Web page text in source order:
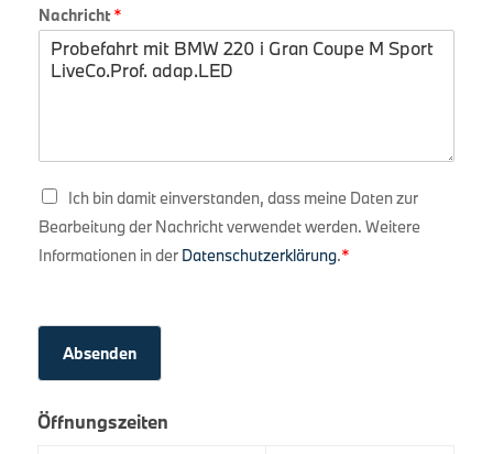
i
c
-
a
i
Nachricht*
D
t
e
h
*
Ich bin damit einverstanden, dass meine Daten zur
Bearbeitung der Nachricht verwendet werden. Weitere
Informationen in der Datenschutzerklärung.
Absenden
Öffnungszeiten